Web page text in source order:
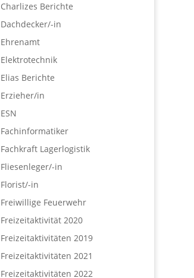
Charlizes Berichte
Dachdecker/-in
Ehrenamt
Elektrotechnik
Elias Berichte
Erzieher/in
ESN
Fachinformatiker
Fachkraft Lagerlogistik
Fliesenleger/-in
Florist/-in
Freiwillige Feuerwehr
Freizeitaktivität 2020
Freizeitaktivitäten 2019
Freizeitaktivitäten 2021
Freizeitaktivitäten 2022